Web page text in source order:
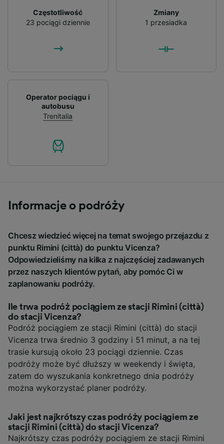
Częstotliwość
23 pociągi dziennie
Zmiany
1 przesiadka
Operator pociągu i
autobusu
Trenitalia
Informacje o podróży
Chcesz wiedzieć więcej na temat swojego przejazdu z
punktu Rimini (città) do punktu Vicenza?
Odpowiedzieliśmy na kilka z najczęściej zadawanych
przez naszych klientów pytań, aby pomóc Ci w
zaplanowaniu podróży.
Ile trwa podróż pociągiem ze stacji Rimini (città)
do stacji Vicenza?
Podróż pociągiem ze stacji Rimini (città) do stacji
Vicenza trwa średnio 3 godziny i 51 minut, a na tej
trasie kursują około 23 pociągi dziennie. Czas
podróży może być dłuższy w weekendy i święta,
zatem do wyszukania konkretnego dnia podróży
można wykorzystać planer podróży.
Jaki jest najkrótszy czas podróży pociągiem ze
stacji Rimini (città) do stacji Vicenza?
Najkrótszy czas podróży pociągiem ze stacji Rimini